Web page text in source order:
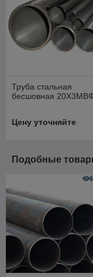
Труба стальная
бесшовная
Цену уточняйте
Подобные